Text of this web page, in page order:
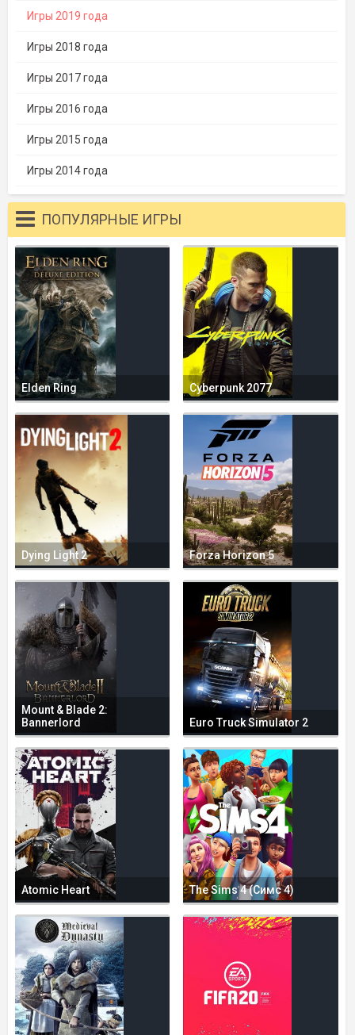
Игры 2019 года
Игры 2018 года
Игры 2017 года
Игры 2016 года
Игры 2015 года
Игры 2014 года
ПОПУЛЯРНЫЕ ИГРЫ
Elden Ring Cyberpunk 2077
Dying Light 2 Forza Horizon 5
Mount & Blade 2:
Bannerlord
Euro Truck Simulator 2
Atomic Heart The Sims 4 (Симс 4)